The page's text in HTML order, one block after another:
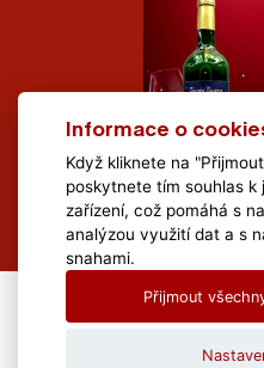
All Rights Reserved Muzeum
Informace o
Když kliknete na
poskytnete tím souhlas k
zařízení, což pomáhá s
analýzou využití dat a s
snahami.
Přijmout